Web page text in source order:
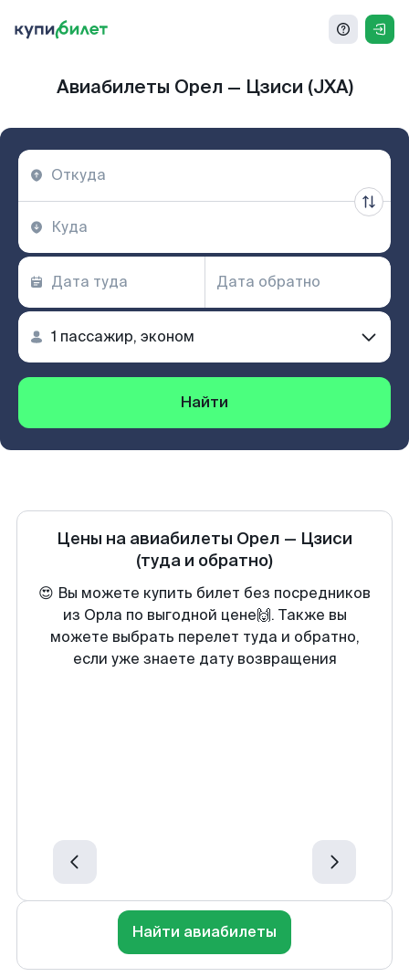
Авиабилеты Орел — Цзиси (JXA)
Найти
Цены на авиабилеты Орел — Цзиси
(туда и обратно)
😍 Вы можете купить билет без посредников
из Орла по выгодной цене🙌. Также вы
можете выбрать перелет туда и обратно,
если уже знаете дату возвращения
Найти авиабилеты